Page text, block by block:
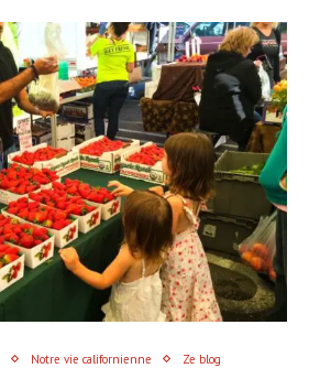
Notre vie californienne Ze blog